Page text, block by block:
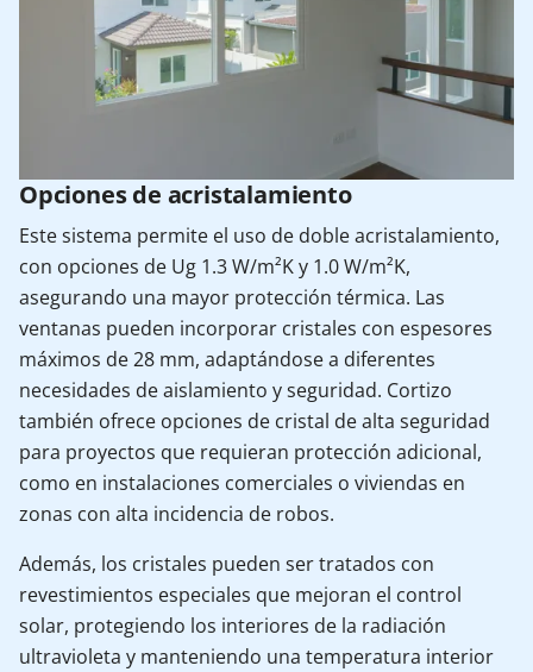
Opciones de acristalamiento
Este sistema permite el uso de doble acristalamiento,
con opciones de Ug 1.3 W/m²K y 1.0 W/m²K,
asegurando una mayor protección térmica. Las
ventanas pueden incorporar cristales con espesores
máximos de 28 mm, adaptándose a diferentes
necesidades de aislamiento y seguridad. Cortizo
también ofrece opciones de cristal de alta seguridad
para proyectos que requieran protección adicional,
como en instalaciones comerciales o viviendas en
zonas con alta incidencia de robos.
Además, los cristales pueden ser tratados con
revestimientos especiales que mejoran el control
solar, protegiendo los interiores de la radiación
ultravioleta y manteniendo una temperatura interior